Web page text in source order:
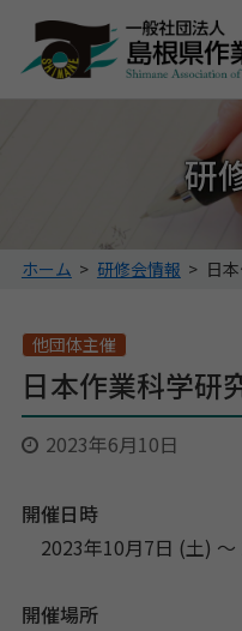
このペ
研
こ
ー
ジ
の
位
置:
ホーム > 研修会情報 > 日
他団体主催
日本作業科学研
2023年6月10日
開催日時
2023年10月7日 (土)
開催場所